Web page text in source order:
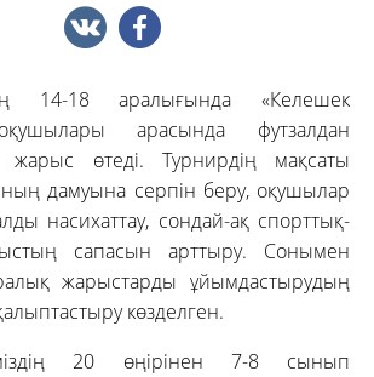
14-18 аралығында «Келешек
арасында футзалдан
жарыс өтеді. Турнирдің мақсаты
дамуына серпін беру, оқушылар
насихаттау, сондай-ақ спорттық-
сапасын арттыру. Сонымен
жарыстарды ұйымдастырудың
көзделген.
20 өңірінен 7-8 сынып